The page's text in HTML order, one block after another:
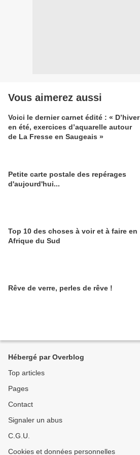
Vous aimerez aussi
Voici le dernier carnet édité : « D’hiver
en été, exercices d’aquarelle autour
de La Fresse en Saugeais »
Petite carte postale des repérages
d'aujourd'hui...
Top 10 des choses à voir et à faire en
Afrique du Sud
Rêve de verre, perles de rêve !
Hébergé par Overblog
Top articles
Pages
Contact
Signaler un abus
C.G.U.
Cookies et données personnelles